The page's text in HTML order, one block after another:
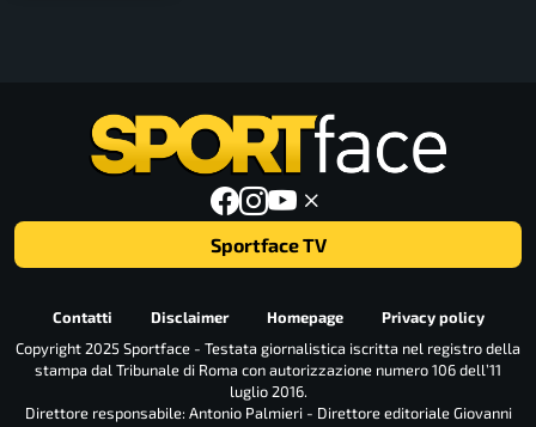
Sportface TV
Contatti Disclaimer Homepage
Privacy policy
Copyright 2025 Sportface - Testata giornalistica iscritta nel registro della
stampa dal Tribunale di Roma con autorizzazione numero 106 dell’11
luglio 2016.
Direttore responsabile: Antonio Palmieri - Direttore editoriale Giovanni